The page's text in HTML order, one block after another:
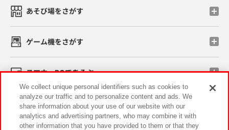
あそび場をさがす
ゲーム機をさがす
スマホ・PCであそぶ
イベント・キャンペーン
We collect unique personal identifiers such as cookies to
analyze our traffic and to personalize content and ads. We
share information about your use of our website with our
analytics and advertising partners, who may combine it with
other information that you have provided to them or that they